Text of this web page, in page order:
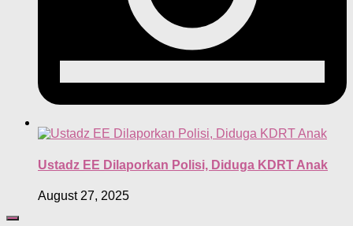
Ustadz EE Dilaporkan Polisi, Diduga KDRT Anak
August 27, 2025